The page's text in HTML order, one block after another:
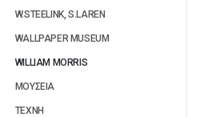
W.STEELINK, S.LAREN
WALLPAPER MUSEUM
WILLIAM MORRIS
ΜΟΥΣΕΙΑ
ΤΕΧΝΗ